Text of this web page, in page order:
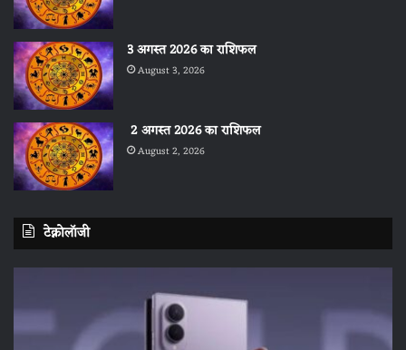
3 अगस्त 2026 का राशिफल
August 3, 2026
2 अगस्त 2026 का राशिफल
August 2, 2026
टेक्नोलॉजी